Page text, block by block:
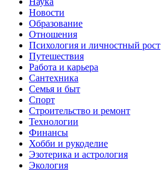
Новости
Образование
Отношения
Психология и личностный рост
Путешествия
Работа и карьера
Сантехника
Семья и быт
Спорт
Строительство и ремонт
Технологии
Финансы
Хобби и рукоделие
Эзотерика и астрология
Экология